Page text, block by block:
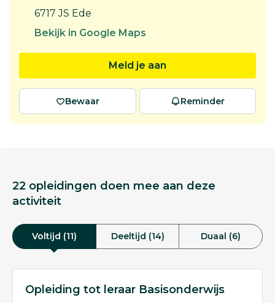
6717 JS Ede
Bekijk in Google Maps
Meld je aan
Bewaar Reminder
22 opleidingen doen mee aan deze
activiteit
Voltijd (11) Deeltijd (14) Duaal (6)
Opleiding tot leraar Basisonderwijs